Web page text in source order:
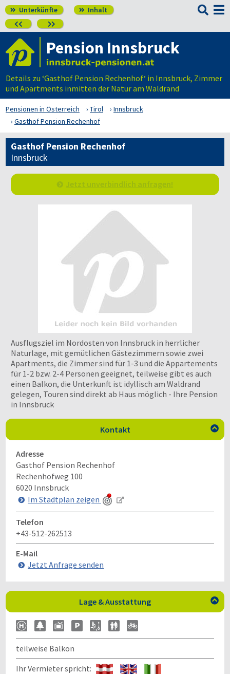
 Unterkünfte  Inhalt
 

Pension Innsbruck
Details zu ‘Gasthof Pension Rechenhof‘ in Innsbruck, Zimmer
und Apartments inmitten der Natur am Waldrand
Pensionen in Österreich Tirol
Innsbruck
Gasthof Pension Rechenhof
Gasthof Pension Rechenhof
Innsbruck
Jetzt unverbindlich anfragen!
Ausflugsziel im Nordosten von Innsbruck in herrlicher
Naturlage, mit gemütlichen Gästezimmern sowie zwei
Apartments, die Zimmer sind für 1-3 und die Appartements
für 1-2 bzw. 2-4 Personen geeignet, teilweise gibt es auch
einen Balkon, die Unterkunft ist idyllisch am Waldrand
gelegen, Touren sind direkt ab Haus möglich - Ihre Pension
in Innsbruck
Kontakt 
Adresse
Gasthof Pension Rechenhof
Rechenhofweg 100
6020 Innsbruck
Im Stadtplan zeigen
Telefon
+43-512-262513
E-Mail
Jetzt Anfrage senden
Lage & Ausstattung 
teilweise Balkon
Ihr Vermieter spricht: